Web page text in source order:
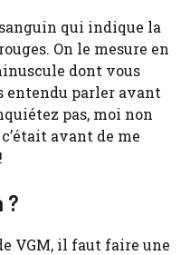
sanguin qui indique la
On le mesure en
dont vous
entendu parler avant
pas, moi non
avant de me
?
VGM, il faut faire une